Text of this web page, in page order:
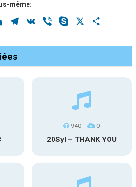
même:
LinkedInTelegram
VK Viber Skype
940 0
20Syl – THANK YOU